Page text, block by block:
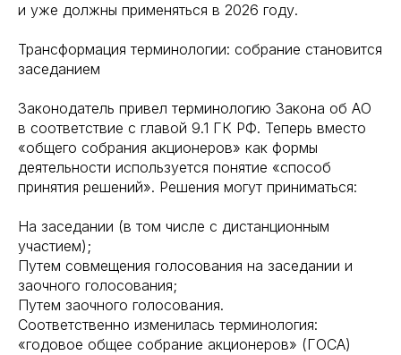
и уже должны применяться в 2026 году.
Трансформация терминологии: собрание становится
заседанием
Законодатель привел терминологию Закона об АО
в соответствие с главой 9.1 ГК РФ. Теперь вместо
«общего собрания акционеров» как формы
деятельности используется понятие «способ
принятия решений». Решения могут приниматься:
На заседании (в том числе с дистанционным
участием);
Путем совмещения голосования на заседании и
заочного голосования;
Путем заочного голосования.
Соответственно изменилась терминология:
«годовое общее собрание акционеров» (ГОСА)